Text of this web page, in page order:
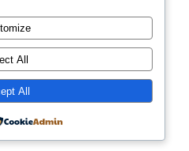
Actor & Creative
All
All